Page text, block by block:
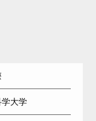
大学